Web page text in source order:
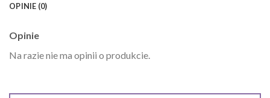
OPINIE (0)
Opinie
Na razie nie ma opinii o produkcie.